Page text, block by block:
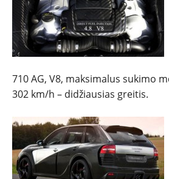
NAUDOTI
710 AG, V8, maksimalus sukimo
302 km/h – didžiausias greitis.